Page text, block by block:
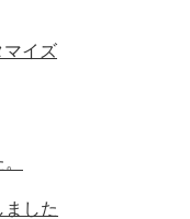
マイズ
ました